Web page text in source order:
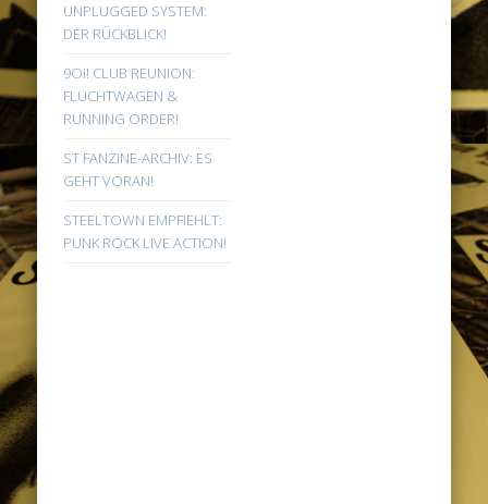
UNPLUGGED SYSTEM:
DER RÜCKBLICK!
9Oi! CLUB REUNION:
FLUCHTWAGEN &
RUNNING ORDER!
ST FANZINE-ARCHIV: ES
GEHT VORAN!
STEELTOWN EMPFIEHLT:
PUNK ROCK LIVE ACTION!